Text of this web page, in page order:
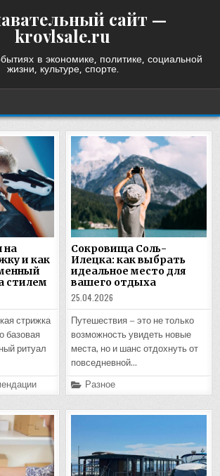
сайт —
krovlsale.ru
в экономике, политике, социальной
жизни, культуре, спорте.
на
и как
стилем
стрижка
базовая
ритуал
Сокровища Соль-
Илецка: как выбрать
идеальное место для
вашего отдыха
25.04.2026
Путешествия – это не только
возможность увидеть новые
места, но и шанс отдохнуть от
повседневной…
Posted
in
Разное